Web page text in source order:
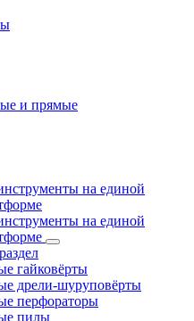
и прямые
на единой
на единой
гайковёрты
дрели-шуруповёрты
перфораторы
пилы